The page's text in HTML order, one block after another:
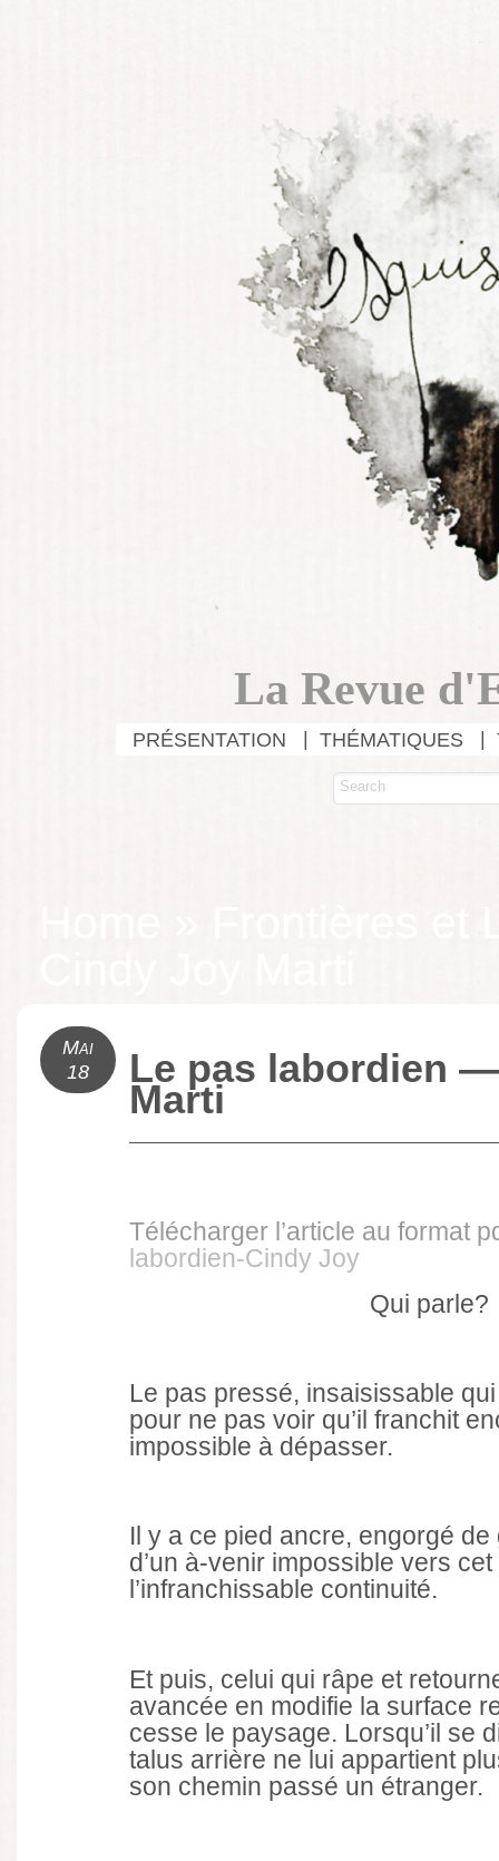
La Revue
PRÉSENTATION THÉMATIQUES
Mai
18
Le pas labordien
Marti
Télécharger l’article au format
labordien-Cindy Joy
Qui parle?
Le pas pressé, insaisissable
pour ne pas voir qu’il franchit
impossible à dépasser.
Il y a ce pied ancre, engorgé
d’un à-venir impossible vers
l’infranchissable continuité.
Et puis, celui qui râpe et
avancée en modifie la surface
cesse le paysage. Lorsqu’il se
talus arrière ne lui appartient
son chemin passé un étranger.